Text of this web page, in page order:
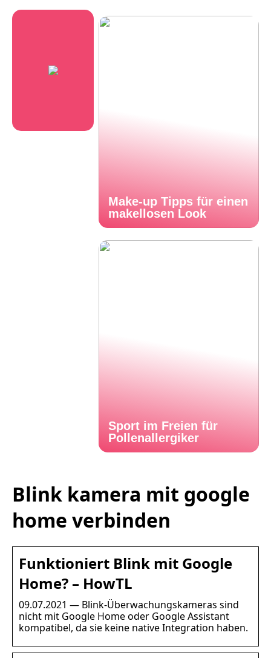
Make-up Tipps für einen
makellosen Look
Sport im Freien für
Pollenallergiker
Blink kamera mit google
home verbinden
Funktioniert Blink mit Google
Home? – HowTL
09.07.2021 — Blink-Überwachungskameras sind
nicht mit Google Home oder Google Assistant
kompatibel, da sie keine native Integration haben.